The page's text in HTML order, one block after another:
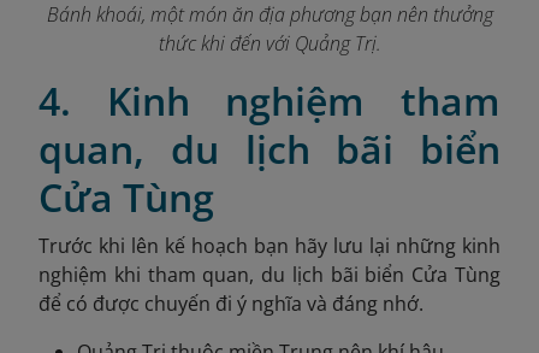
Bánh khoái, một món ăn địa phương bạn nên thưởng
thức khi đến với Quảng Trị.
4. Kinh nghiệm tham
quan, du lịch bãi biển
Cửa Tùng
Trước khi lên kế hoạch bạn hãy lưu lại những kinh
nghiệm khi tham quan, du lịch bãi biển Cửa Tùng
để có được chuyến đi ý nghĩa và đáng nhớ.